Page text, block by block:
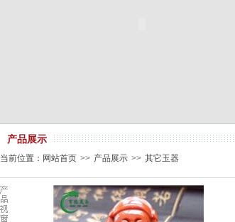
产品展示
当前位置： 网站首页 >> 产品展示 >> 其它玉器